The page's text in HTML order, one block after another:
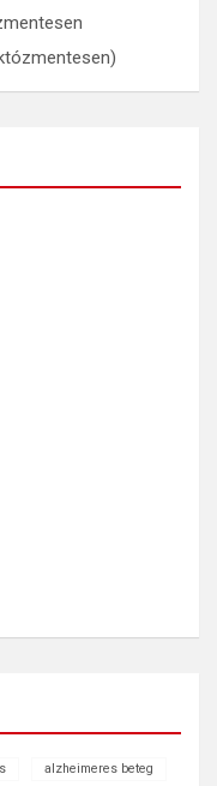
alzheimeres beteg